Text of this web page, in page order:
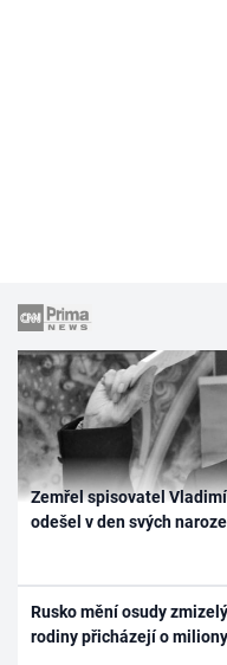
Zemřel spisovatel
odešel v den svých
Rusko mění osudy
rodiny přicházejí o miliony